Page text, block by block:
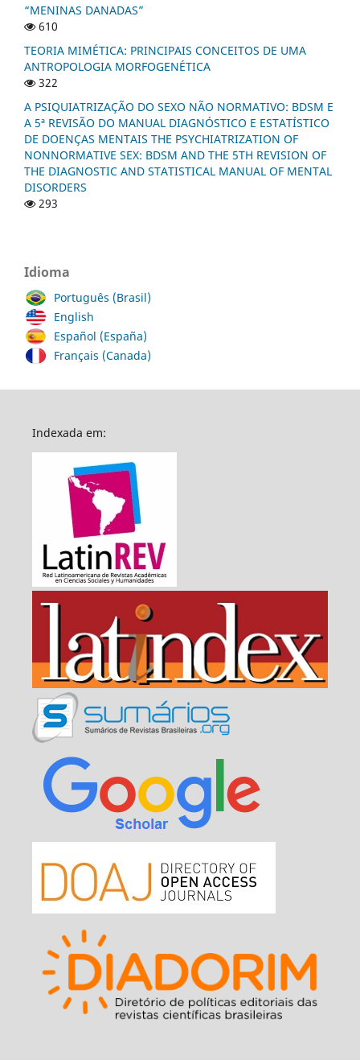
“MENINAS DANADAS”
610
TEORIA MIMÉTICA: PRINCIPAIS CONCEITOS DE UMA
ANTROPOLOGIA MORFOGENÉTICA
322
A PSIQUIATRIZAÇÃO DO SEXO NÃO NORMATIVO: BDSM E
A 5ª REVISÃO DO MANUAL DIAGNÓSTICO E ESTATÍSTICO
DE DOENÇAS MENTAIS THE PSYCHIATRIZATION OF
NONNORMATIVE SEX: BDSM AND THE 5TH REVISION OF
THE DIAGNOSTIC AND STATISTICAL MANUAL OF MENTAL
DISORDERS
293
Idioma
Português (Brasil)
English
Español (España)
Français (Canada)
Indexada em: